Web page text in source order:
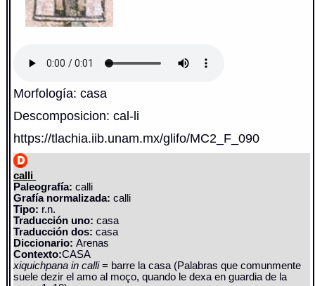
Morfología: casa
Descomposicion: cal-li
https://tlachia.iib.unam.mx/glifo/MC2_F_090
calli
Paleografía: calli
Grafía normalizada: calli
Tipo: r.n.
Traducción uno: casa
Traducción dos: casa
Diccionario:Arenas
Contexto:CASA
xiquichpana in calli= barre la casa (Palabras que comunmente
suele dezir el amo al moço, quando le dexa en guardia de la